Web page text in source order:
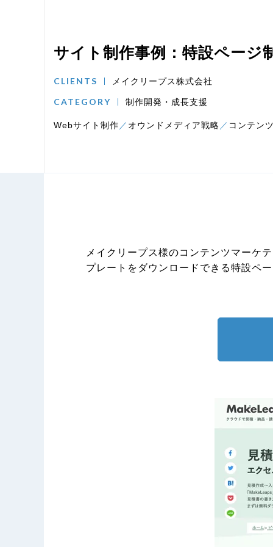
サイト制作事例：特設ページ
CLIENTS メイクリープス株式会社
CATEGORY 制作開発・成長支援
Webサイト制作 オウンドメディア戦略 コンテン
メイクリープス様のコンテンツマーケ
プレートをダウンロードできる特設ペ